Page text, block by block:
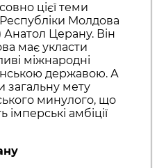
цієї теми
Молдова
Анатол Церану. Він
має укласти
міжнародні
державою. А
загальну мету
минулого, що
амбіції